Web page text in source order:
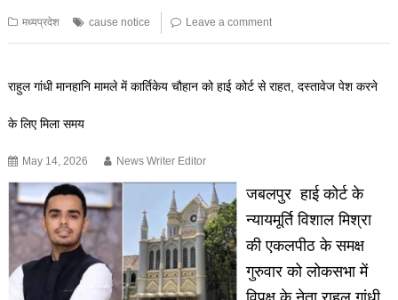
मध्यप्रदेश cause notice Leave a comment
राहुल गांधी मानहानि मामले में कार्तिकेय चौहान को हाई कोर्ट से राहत, दस्तावेज पेश करने
के लिए मिला समय
May 14, 2026 News Writer Editor
जबलपुर हाई कोर्ट के
न्यायमूर्ति विशाल मिश्रा
की एकलपीठ के समक्ष
गुरुवार को लोकसभा में